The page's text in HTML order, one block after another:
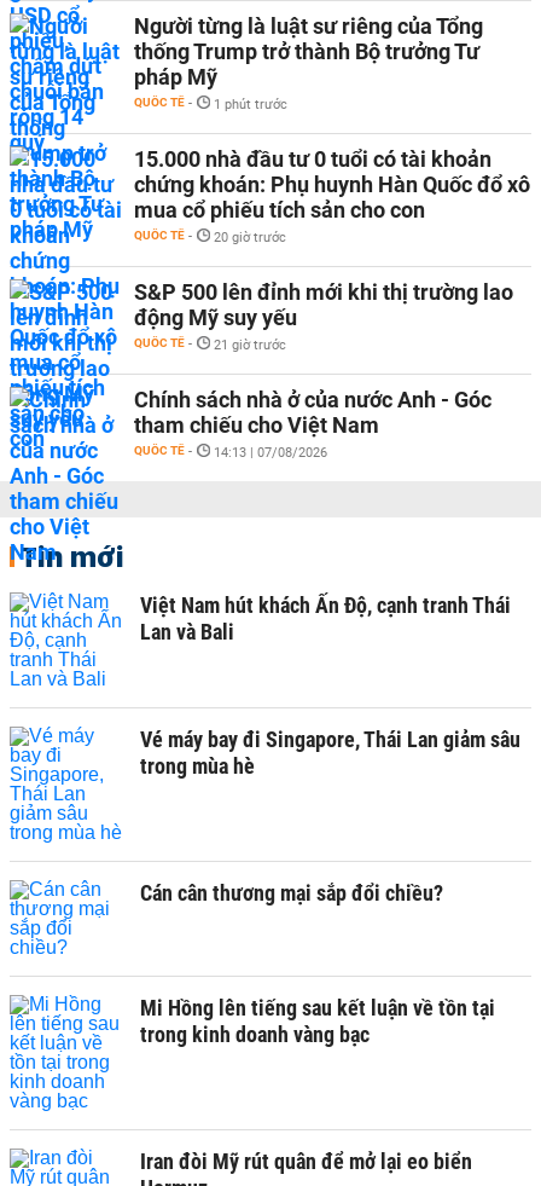
Người từng là luật sư riêng của Tổng
thống Trump trở thành Bộ trưởng Tư
pháp Mỹ
QUỐC TẾ - 1 phút trước
15.000 nhà đầu tư 0 tuổi có tài khoản
chứng khoán: Phụ huynh Hàn Quốc đổ xô
mua cổ phiếu tích sản cho con
QUỐC TẾ - 20 giờ trước
S&P 500 lên đỉnh mới khi thị trường lao
động Mỹ suy yếu
QUỐC TẾ - 21 giờ trước
Chính sách nhà ở của nước Anh - Góc
tham chiếu cho Việt Nam
QUỐC TẾ - 14:13 | 07/08/2026
Tin mới
Việt Nam hút khách Ấn Độ, cạnh tranh Thái
Lan và Bali
Vé máy bay đi Singapore, Thái Lan giảm sâu
trong mùa hè
Cán cân thương mại sắp đổi chiều?
Mi Hồng lên tiếng sau kết luận về tồn tại
trong kinh doanh vàng bạc
Iran đòi Mỹ rút quân để mở lại eo biển